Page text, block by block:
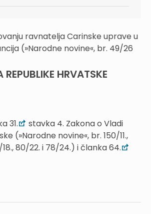
ravnatelja Carinske uprave u
(»Narodne novine«, br. 49/26
REPUBLIKE HRVATSKE
31.
stavka 4. Zakona o Vladi
(»Narodne novine«, br. 150/11.,
18., 80/22. i 78/24.) i članka 64.